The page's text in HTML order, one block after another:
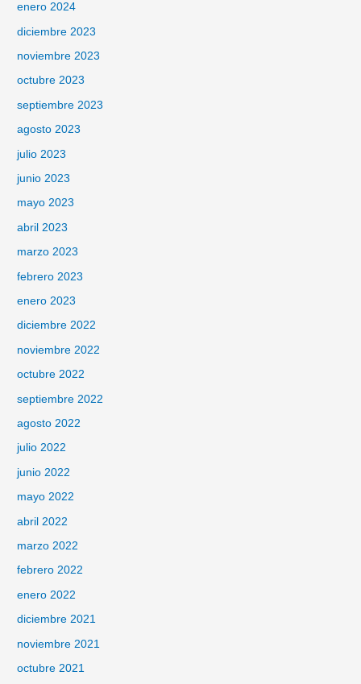
enero 2024
diciembre 2023
noviembre 2023
octubre 2023
septiembre 2023
agosto 2023
julio 2023
junio 2023
mayo 2023
abril 2023
marzo 2023
febrero 2023
enero 2023
diciembre 2022
noviembre 2022
octubre 2022
septiembre 2022
agosto 2022
julio 2022
junio 2022
mayo 2022
abril 2022
marzo 2022
febrero 2022
enero 2022
diciembre 2021
noviembre 2021
octubre 2021